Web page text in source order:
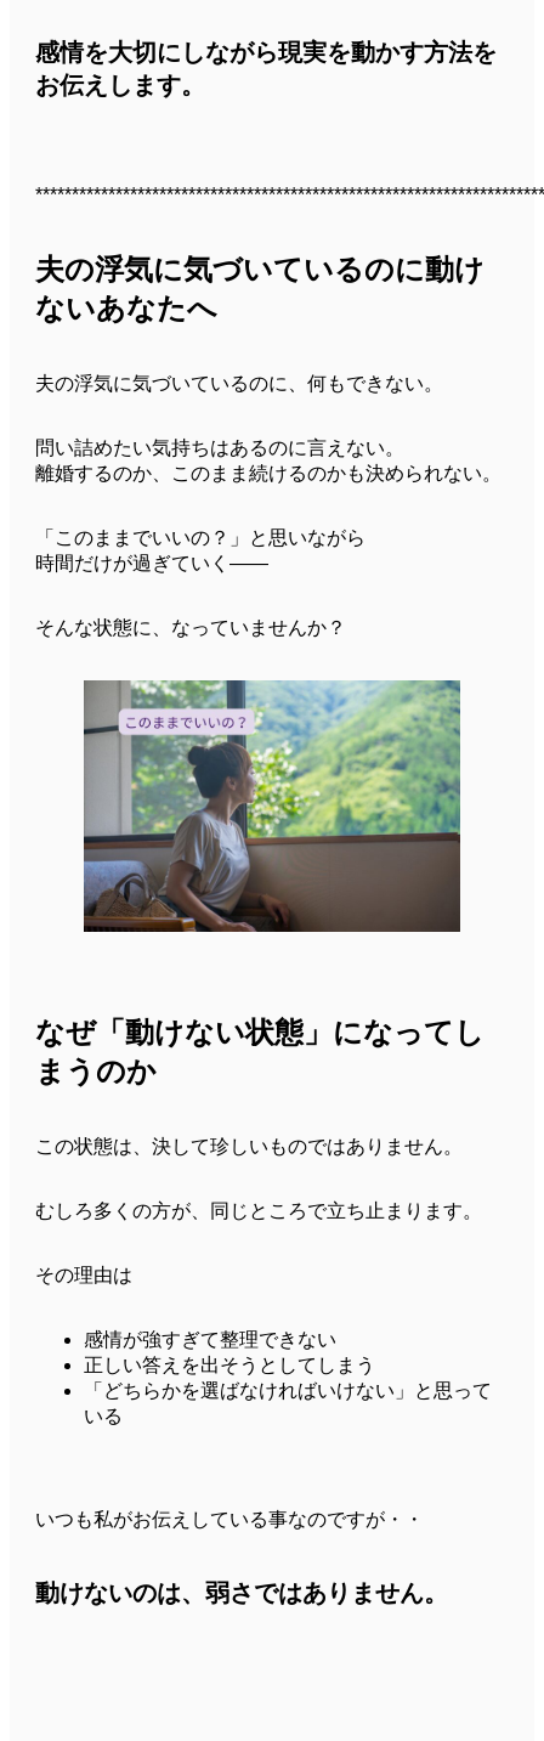
感情を大切にしながら現実を動かす方法を
お伝えします。
夫の浮気に気づいているのに動け
ないあなたへ
夫の浮気に気づいているのに、何もできない。
問い詰めたい気持ちはあるのに言えない。
離婚するのか、このまま続けるのかも決められない。
「このままでいいの？」と思いながら
時間だけが過ぎていく――
そんな状態に、なっていませんか？
なぜ「動けない状態」になってし
まうのか
この状態は、決して珍しいものではありません。
むしろ多くの方が、同じところで立ち止まります。
その理由は
感情が強すぎて整理できない
正しい答えを出そうとしてしまう
「どちらかを選ばなければいけない」と思って
いる
いつも私がお伝えしている事なのですが・・
動けないのは、弱さではありません。